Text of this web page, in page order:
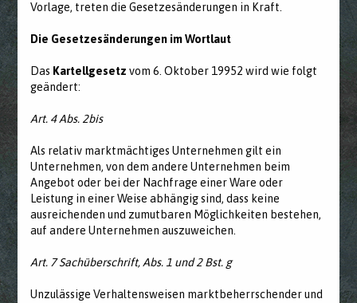
Vorlage, treten die Gesetzesänderungen in Kraft.
Die Gesetzesänderungen im Wortlaut
Das Kartellgesetz vom 6. Oktober 19952 wird wie folgt
geändert:
Art. 4 Abs. 2bis
Als relativ marktmächtiges Unternehmen gilt ein
Unternehmen, von dem andere Unternehmen beim
Angebot oder bei der Nachfrage einer Ware oder
Leistung in einer Weise abhängig sind, dass keine
ausreichenden und zumutbaren Möglichkeiten bestehen,
auf andere Unternehmen auszuweichen.
Art. 7 Sachüberschrift, Abs. 1 und 2 Bst. g
Unzulässige Verhaltensweisen marktbeherrschender und